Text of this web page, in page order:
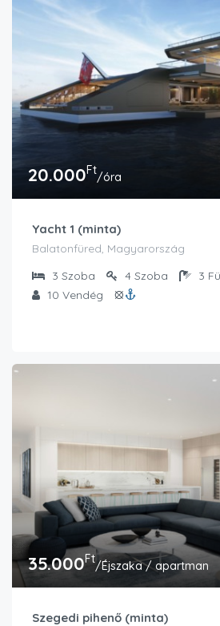
20.000Ft/óra
Yacht 1 (minta)
Balatonfüred, Magyarország
3 Szoba 4 Szoba 3
10 Vendég ⦻
35.000Ft/Éjszaka / apartman
Szegedi pihenő (minta)